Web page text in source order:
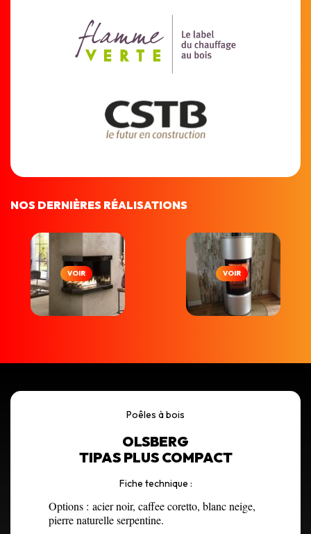
NOS DERNIÈRES RÉALISATIONS
VOIR VOIR
Poêles à bois
OLSBERG
TIPAS PLUS COMPACT
Fiche technique :
Options : acier noir, caffee coretto, blanc neige,
pierre naturelle serpentine.